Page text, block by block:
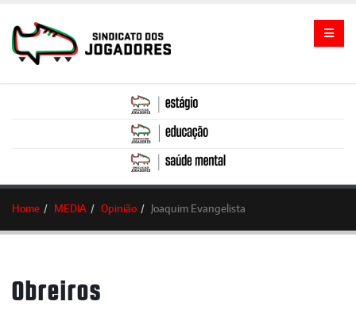
Home MEDIA Opinião Joaquim Evangelista
Obreiros